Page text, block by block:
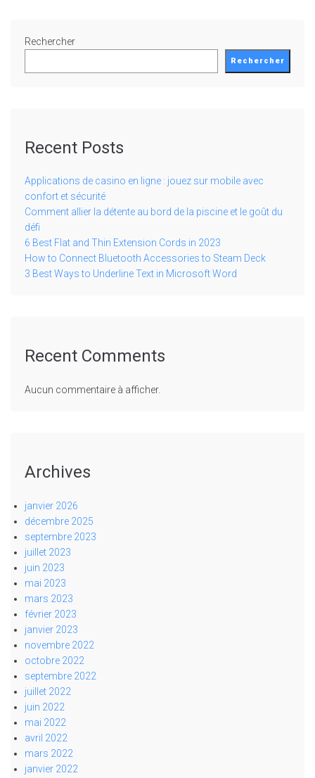
Rechercher
Rechercher
Recent Posts
Applications de casino en ligne : jouez sur mobile avec
confort et sécurité
Comment allier la détente au bord de la piscine et le goût du
défi
6 Best Flat and Thin Extension Cords in 2023
How to Connect Bluetooth Accessories to Steam Deck
3 Best Ways to Underline Text in Microsoft Word
Recent Comments
Aucun commentaire à afficher.
Archives
janvier 2026
décembre 2025
septembre 2023
juillet 2023
juin 2023
mai 2023
mars 2023
février 2023
janvier 2023
novembre 2022
octobre 2022
septembre 2022
juillet 2022
juin 2022
mai 2022
avril 2022
mars 2022
janvier 2022